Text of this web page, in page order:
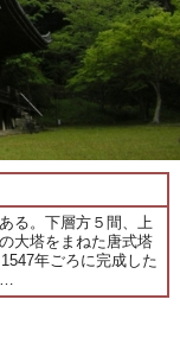
る。下層方５間、上
大塔をまねた唐式塔
年ごろに完成した
…